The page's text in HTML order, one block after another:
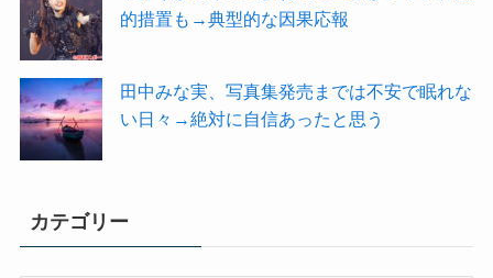
的措置も→典型的な因果応報
田中みな実、写真集発売までは不安で眠れな
い日々→絶対に自信あったと思う
カテゴリー